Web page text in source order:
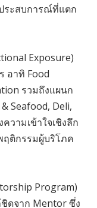
ระสบการณ์ที่แตก
Exposure)
อาทิ Food
รวมถึงแผนก
Seafood, Deli,
วามเข้าใจเชิงลึก
ติกรรมผู้บริโภค
Program)
ดจาก Mentor ซึ่ง